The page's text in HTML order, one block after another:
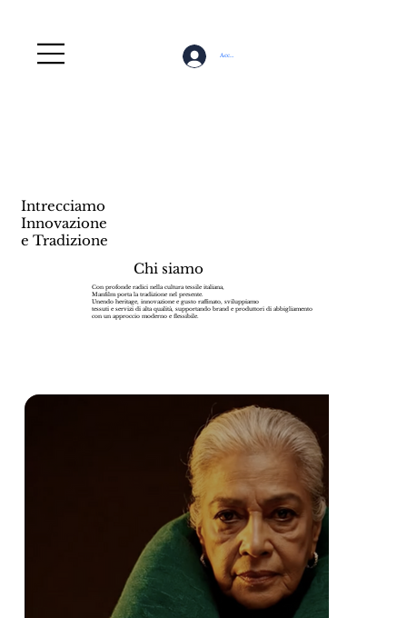
Accedi
Chi siamo
Con profonde radici nella cultura tessile italiana,
Manfilm porta la tradizione nel presente.
Unendo heritage, innovazione e gusto raffinato, sviluppiamo
tessuti e servizi di alta qualità, supportando brand e produttori di abbigliamento
con un approccio moderno e flessibile.
Intrecciamo
Innovazione
e Tradizione